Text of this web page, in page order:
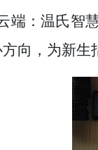
端：温氏智
向，为新